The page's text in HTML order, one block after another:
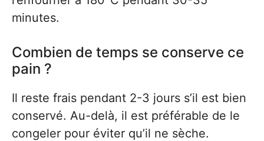
minutes.
Combien de temps se conserve ce
pain ?
Il reste frais pendant 2-3 jours s’il est bien
conservé. Au-delà, il est préférable de le
congeler pour éviter qu’il ne sèche.